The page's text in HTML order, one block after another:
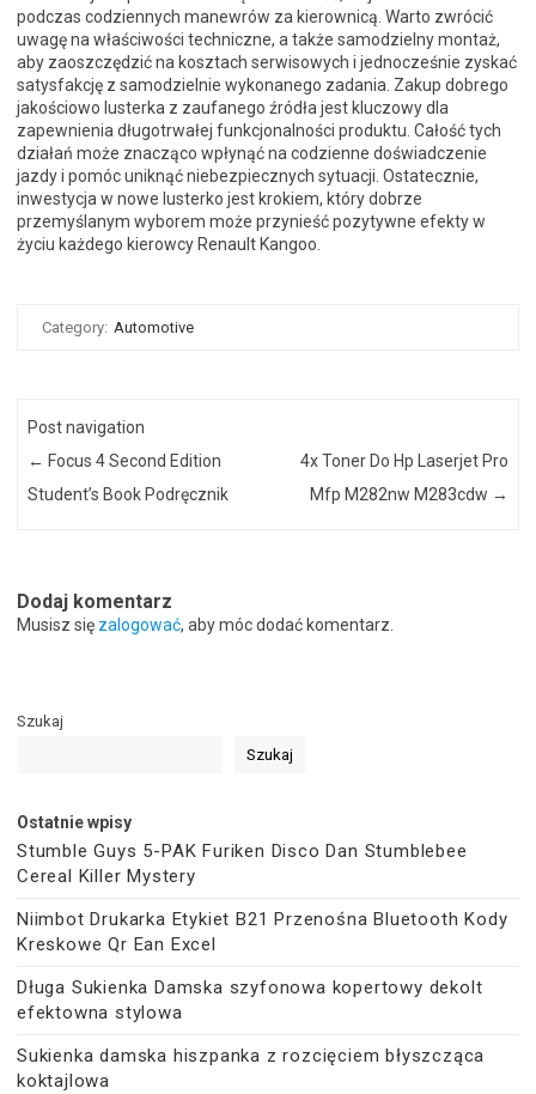
podczas codziennych manewrów za kierownicą. Warto zwrócić
uwagę na właściwości techniczne, a także samodzielny montaż,
aby zaoszczędzić na kosztach serwisowych i jednocześnie zyskać
satysfakcję z samodzielnie wykonanego zadania. Zakup dobrego
jakościowo lusterka z zaufanego źródła jest kluczowy dla
zapewnienia długotrwałej funkcjonalności produktu. Całość tych
działań może znacząco wpłynąć na codzienne doświadczenie
jazdy i pomóc uniknąć niebezpiecznych sytuacji. Ostatecznie,
inwestycja w nowe lusterko jest krokiem, który dobrze
przemyślanym wyborem może przynieść pozytywne efekty w
życiu każdego kierowcy Renault Kangoo.
Category: Automotive
Post navigation
← Focus 4 Second Edition
Student’s Book Podręcznik
4x Toner Do Hp Laserjet Pro
Mfp M282nw M283cdw →
Dodaj komentarz
Musisz się zalogować, aby móc dodać komentarz.
Szukaj
Szukaj
Ostatnie wpisy
Stumble Guys 5-PAK Furiken Disco Dan Stumblebee
Cereal Killer Mystery
Niimbot Drukarka Etykiet B21 Przenośna Bluetooth Kody
Kreskowe Qr Ean Excel
Długa Sukienka Damska szyfonowa kopertowy dekolt
efektowna stylowa
Sukienka damska hiszpanka z rozcięciem błyszcząca
koktajlowa